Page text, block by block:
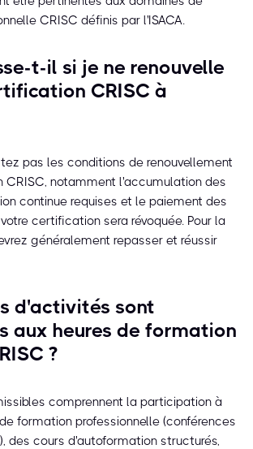
CRISC définis par l'ISACA.
t-il si je ne renouvelle
CRISC à
pas les conditions de renouvellement
notamment l'accumulation des
continue requises et le paiement des
certification sera révoquée. Pour la
généralement repasser et réussir
d'activités sont
aux heures de formation
?
comprennent la participation à
formation professionnelle (conférences
des cours d'autoformation structurés,